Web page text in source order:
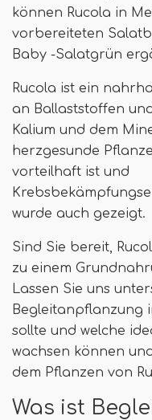
können Rucola in
vorbereiteten
Baby -Salatgrün
Rucola ist ein
an Ballaststoffen
Kalium und dem
herzgesunde
vorteilhaft ist und
wurde auch gezeigt.
Sind Sie bereit,
zu einem
Lassen Sie uns
Begleitanpflanzung
sollte und welche
wachsen können
dem Pflanzen von
Was ist